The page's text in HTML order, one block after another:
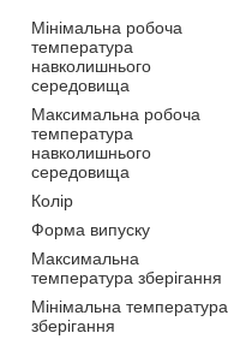
Мінімальна робоча
температура
навколишнього
середовища
Максимальна робоча
температура
навколишнього
середовища
Колір
Форма випуску
Максимальна
температура зберігання
Мінімальна температура
зберігання